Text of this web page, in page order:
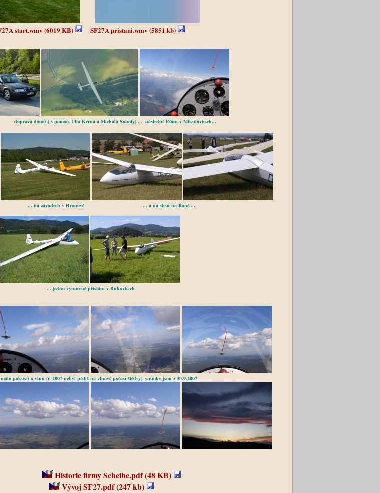
start.wmv (6019 KB) SF27A pristani.wmv (5851 kb)
( s pomocí Ulfa Kerna a Michala Soboty).... následné létání v Mikulovicích...
závodech v Hronově ... a na sletu na Rané.....
... jedno vynucené přistání v Bukovicích
pokusů o vlnu (r. 2007 nebyl příliš na vlnové počasí štědrý), snímky jsou z 30.9.2007
Historie firmy Scheibe.pdf (48 KB)
Vývoj SF27.pdf (247 kb)